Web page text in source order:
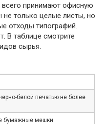
принимают офисную
только целые листы, но
отходы типографий.
В таблице смотрите
сырья.
белой печатью не более
бумажные мешки